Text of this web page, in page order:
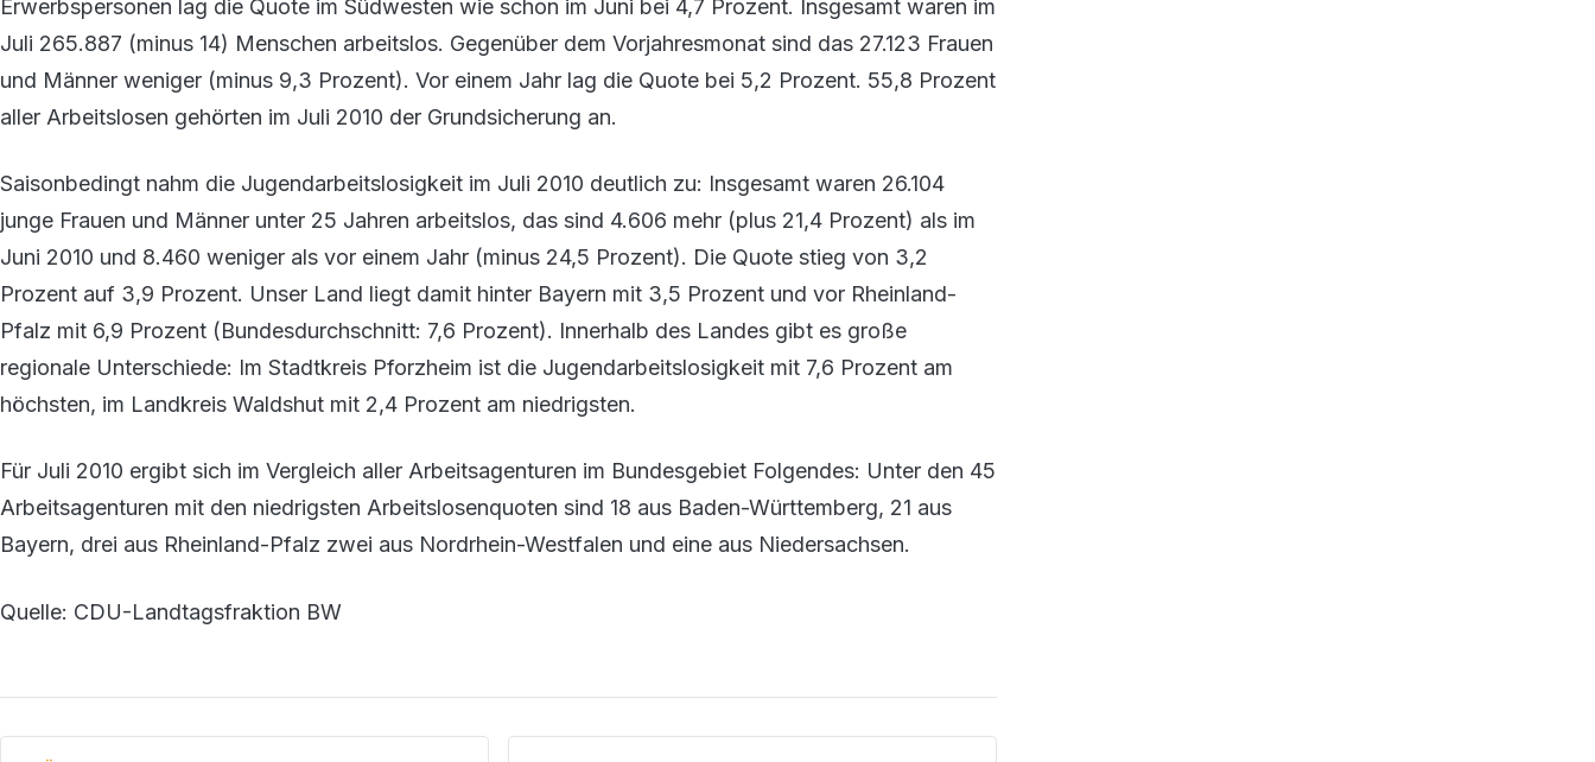
Erwerbspersonen lag die Quote im Südwesten wie schon im Juni bei 4,7 Prozent. Insgesamt waren im
Juli 265.887 (minus 14) Menschen arbeitslos. Gegenüber dem Vorjahresmonat sind das 27.123 Frauen
und Männer weniger (minus 9,3 Prozent). Vor einem Jahr lag die Quote bei 5,2 Prozent. 55,8 Prozent
aller Arbeitslosen gehörten im Juli 2010 der Grundsicherung an.
Saisonbedingt nahm die Jugendarbeitslosigkeit im Juli 2010 deutlich zu: Insgesamt waren 26.104
junge Frauen und Männer unter 25 Jahren arbeitslos, das sind 4.606 mehr (plus 21,4 Prozent) als im
Juni 2010 und 8.460 weniger als vor einem Jahr (minus 24,5 Prozent). Die Quote stieg von 3,2
Prozent auf 3,9 Prozent. Unser Land liegt damit hinter Bayern mit 3,5 Prozent und vor Rheinland-
Pfalz mit 6,9 Prozent (Bundesdurchschnitt: 7,6 Prozent). Innerhalb des Landes gibt es große
regionale Unterschiede: Im Stadtkreis Pforzheim ist die Jugendarbeitslosigkeit mit 7,6 Prozent am
höchsten, im Landkreis Waldshut mit 2,4 Prozent am niedrigsten.
Für Juli 2010 ergibt sich im Vergleich aller Arbeitsagenturen im Bundesgebiet Folgendes: Unter den 45
Arbeitsagenturen mit den niedrigsten Arbeitslosenquoten sind 18 aus Baden-Württemberg, 21 aus
Bayern, drei aus Rheinland-Pfalz zwei aus Nordrhein-Westfalen und eine aus Niedersachsen.
Quelle: CDU-Landtagsfraktion BW